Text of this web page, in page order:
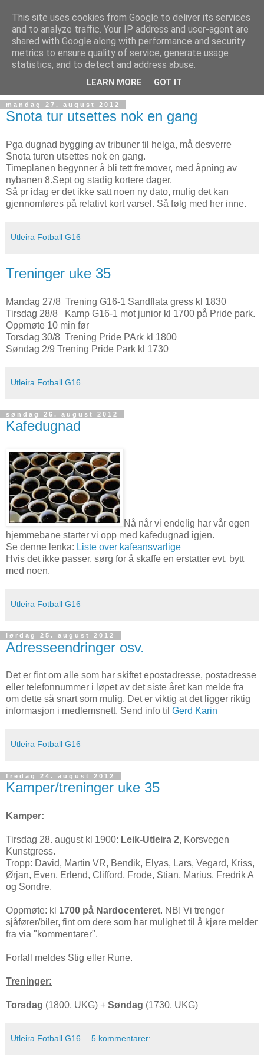
mandag 27. august 2012
Snota tur utsettes nok en gang
Pga dugnad bygging av tribuner til helga, må desverre
Snota turen utsettes nok en gang.
Timeplanen begynner å bli tett fremover, med åpning av
nybanen 8.Sept og stadig kortere dager.
Så pr idag er det ikke satt noen ny dato, mulig det kan
gjennomføres på relativt kort varsel. Så følg med her inne.
Utleira Fotball G16
Treninger uke 35
Mandag 27/8 Trening G16-1 Sandflata gress kl 1830
Tirsdag 28/8 Kamp G16-1 mot junior kl 1700 på Pride park.
Oppmøte 10 min før
Torsdag 30/8 Trening Pride PArk kl 1800
Søndag 2/9 Trening Pride Park kl 1730
Utleira Fotball G16
søndag 26. august 2012
Kafedugnad
Nå når vi endelig har vår egen
hjemmebane starter vi opp med kafedugnad igjen.
Se denne lenka: Liste over kafeansvarlige
Hvis det ikke passer, sørg for å skaffe en erstatter evt. bytt
med noen.
Utleira Fotball G16
lørdag 25. august 2012
Adresseendringer osv.
Det er fint om alle som har skiftet epostadresse, postadresse
eller telefonnummer i løpet av det siste året kan melde fra
om dette så snart som mulig. Det er viktig at det ligger riktig
informasjon i medlemsnett. Send info til Gerd Karin
Utleira Fotball G16
fredag 24. august 2012
Kamper/treninger uke 35
Kamper:
Tirsdag 28. august kl 1900: Leik-Utleira 2, Korsvegen
Kunstgress.
Tropp: David, Martin VR, Bendik, Elyas, Lars, Vegard, Kriss,
Ørjan, Even, Erlend, Clifford, Frode, Stian, Marius, Fredrik A
og Sondre.
Oppmøte: kl 1700 på Nardocenteret. NB! Vi trenger
sjåfører/biler, fint om dere som har mulighet til å kjøre melder
fra via "kommentarer".
Forfall meldes Stig eller Rune.
Treninger:
Torsdag (1800, UKG) + Søndag (1730, UKG)
Utleira Fotball G16 5 kommentarer:
This site uses cookies from Google to deliver its services
and to analyze traffic. Your IP address and user-agent are
shared with Google along with performance and security
metrics to ensure quality of service, generate usage
statistics, and to detect and address abuse.
LEARN MORE GOT IT